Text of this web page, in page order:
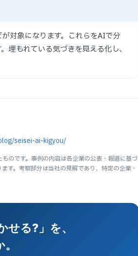
対象になります。これらをAIで分
埋もれている気づきを見える化し、
seisei-ai-kigyou/
のです。事例の内容は各企業の公表・報道に基づ
。考察部分は当社の見解であり、特定の企業・
せる?」を、